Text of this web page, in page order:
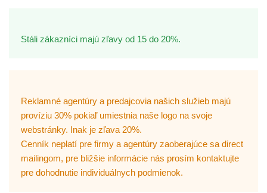
Stáli zákazníci majú zľavy od 15 do 20%.
Reklamné agentúry a predajcovia našich služieb majú
províziu 30% pokiaľ umiestnia naše logo na svoje
webstránky. Inak je zľava 20%.
Cenník neplatí pre firmy a agentúry zaoberajúce sa direct
mailingom, pre bližšie informácie nás prosím kontaktujte
pre dohodnutie individuálnych podmienok.